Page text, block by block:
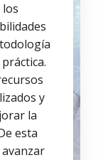
y
la
esta